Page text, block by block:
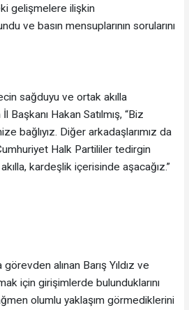
gelişmelere ilişkin
ve basın mensuplarının sorularını
sağduyu ve ortak akılla
Hakan Satılmış, “Biz
bağlıyız. Diğer arkadaşlarımız da
Halk Partililer tedirgin
kardeşlik içerisinde aşacağız.”
alınan Barış Yıldız ve
için girişimlerde bulunduklarını
olumlu yaklaşım görmediklerini